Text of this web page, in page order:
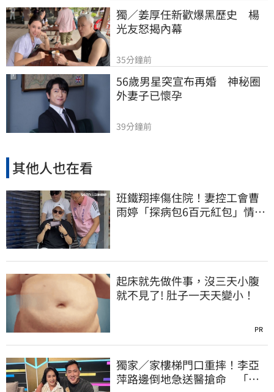
獨／姜厚任新歡爆黑歷史　楊
光友怒揭內幕
35分鐘前
56歲男星突宣布再婚　神秘圈
外妻子已懷孕
39分鐘前
其他人也在看
班鐵翔摔傷住院！妻控工會曹
雨婷「探病包6百元紅包」情
起床就先做件事，沒三天小腹
就不見了! 肚子一天天變小！
PR
獨家／家樓梯門口重摔！李亞
萍路邊倒地急送醫搶命 「最